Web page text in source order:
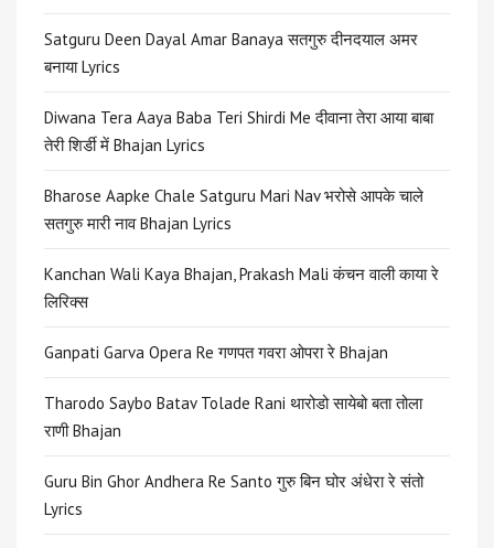
Satguru Deen Dayal Amar Banaya सतगुरु दीनदयाल अमर
बनाया Lyrics
Diwana Tera Aaya Baba Teri Shirdi Me दीवाना तेरा आया बाबा
तेरी शिर्डी में Bhajan Lyrics
Bharose Aapke Chale Satguru Mari Nav भरोसे आपके चाले
सतगुरु मारी नाव Bhajan Lyrics
Kanchan Wali Kaya Bhajan, Prakash Mali कंचन वाली काया रे
लिरिक्स
Ganpati Garva Opera Re गणपत गवरा ओपरा रे Bhajan
Tharodo Saybo Batav Tolade Rani थारोडो सायेबो बता तोला
राणी Bhajan
Guru Bin Ghor Andhera Re Santo गुरु बिन घोर अंधेरा रे संतो
Lyrics